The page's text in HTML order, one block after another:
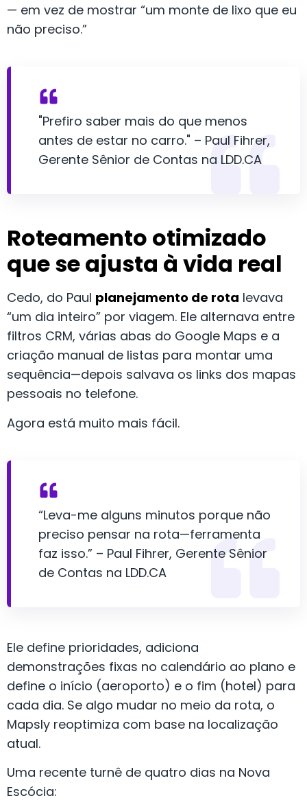
— em vez de mostrar “um monte de lixo que eu
não preciso.”
"Prefiro saber mais do que menos
antes de estar no carro." – Paul Fihrer,
Gerente Sênior de Contas na LDD.CA
Roteamento otimizado
que se ajusta à vida real
Cedo, do Paul planejamento de rota levava
“um dia inteiro” por viagem. Ele alternava entre
filtros CRM, várias abas do Google Maps e a
criação manual de listas para montar uma
sequência—depois salvava os links dos mapas
pessoais no telefone.
Agora está muito mais fácil.
“Leva-me alguns minutos porque não
preciso pensar na rota—ferramenta
faz isso.” – Paul Fihrer, Gerente Sênior
de Contas na LDD.CA
Ele define prioridades, adiciona
demonstrações fixas no calendário ao plano e
define o início (aeroporto) e o fim (hotel) para
cada dia. Se algo mudar no meio da rota, o
Mapsly reoptimiza com base na localização
atual.
Uma recente turnê de quatro dias na Nova
Escócia: